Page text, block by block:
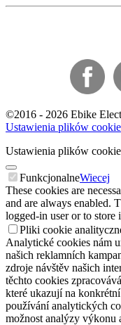
©2016 - 2026 Ebike
Ustawienia plików cookie
Ustawienia plików cookie
FunkcjonalneWiecej
These cookies are
and are always enabled.
logged-in user or to store
Pliki cookie
Analytické cookies nám
našich reklamních
zdroje návštěv našich
těchto cookies
které ukazují na
používání analytických
možnost analýzy výkonu